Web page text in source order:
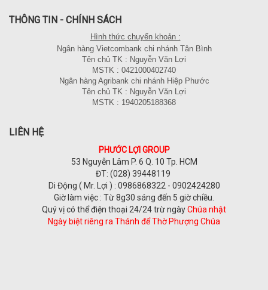
THÔNG TIN - CHÍNH SÁCH
Hình thức chuyển khoản :
Ngân hàng Vietcombank chi nhánh Tân Bình
Tên chủ TK : Nguyễn Văn Lợi
MSTK : 0421000402740
Ngân hàng Agribank chi nhánh Hiệp Phước
Tên chủ TK : Nguyễn Văn Lợi
MSTK : 1940205188368
LIÊN HỆ
PHƯỚC LỢI GROUP
53 Nguyễn Lâm P. 6 Q. 10 Tp. HCM
ĐT: (028) 39448119
Di Động ( Mr. Lợi ) : 0986868322 - 0902424280
Giờ làm việc : Từ 8g30 sáng đến 5 giờ chiều.
Quý vị có thể điện thoại 24/24 trừ ngàyChúa nhật
Ngày biệt riêng ra Thánh để Thờ Phượng Chúa